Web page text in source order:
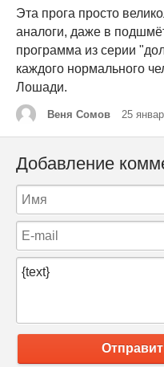
Эта прога просто
аналоги, даже в
программа из серии
каждого нормального
Лошади.
Веня Сомов 25
Добавление